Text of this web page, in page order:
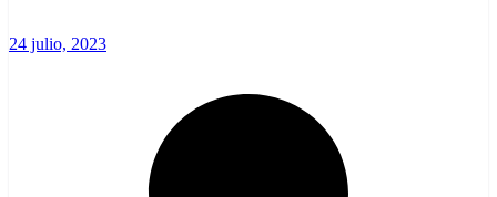
24 julio, 2023